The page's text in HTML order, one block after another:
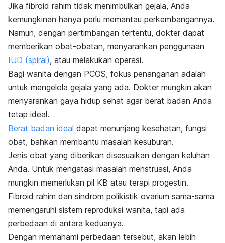
Jika fibroid rahim tidak menimbulkan gejala, Anda
kemungkinan hanya perlu memantau perkembangannya.
Namun, dengan pertimbangan tertentu, dokter dapat
memberikan obat-obatan, menyarankan penggunaan
IUD (spiral), atau melakukan operasi.
Bagi wanita dengan PCOS, fokus penanganan adalah
untuk mengelola gejala yang ada. Dokter mungkin akan
menyarankan gaya hidup sehat agar berat badan Anda
tetap ideal.
Berat badan ideal dapat menunjang kesehatan, fungsi
obat, bahkan membantu masalah kesuburan.
Jenis obat yang diberikan disesuaikan dengan keluhan
Anda. Untuk mengatasi masalah menstruasi, Anda
mungkin memerlukan pil KB atau terapi progestin.
Fibroid rahim dan sindrom polikistik ovarium sama-sama
memengaruhi sistem reproduksi wanita, tapi ada
perbedaan di antara keduanya.
Dengan memahami perbedaan tersebut, akan lebih